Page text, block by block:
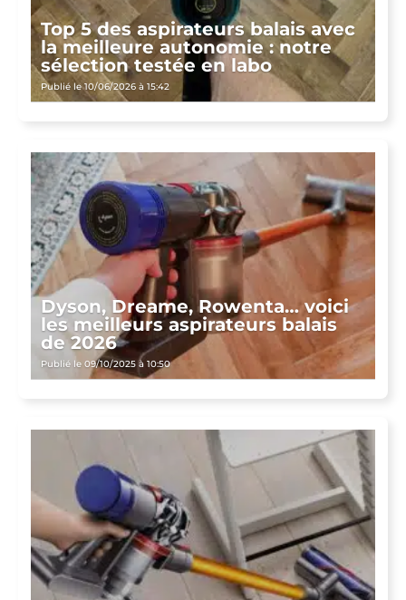
Top 5 des aspirateurs balais avec
la meilleure autonomie : notre
sélection testée en labo
Publié le 10/06/2026 à 15:42
Dyson, Dreame, Rowenta… voici
les meilleurs aspirateurs balais
de 2026
Publié le 09/10/2025 à 10:50